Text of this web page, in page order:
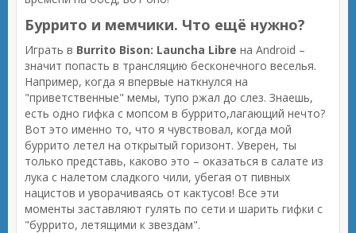
Буррито и мемчики. Что ещё нужно?
Играть в Burrito Bison: Launcha Libre на Android –
значит попасть в трансляцию бесконечного веселья.
Например, когда я впервые наткнулся на
"приветственные" мемы, тупо ржал до слез. Знаешь,
есть одно гифка с мопсом в буррито,лагающий нечто?
Вот это именно то, что я чувствовал, когда мой
буррито летел на открытый горизонт. Уверен, ты
только представь, каково это – оказаться в салате из
лука с налетом сладкого чили, убегая от пивных
нацистов и уворачиваясь от кактусов! Все эти
моменты заставляют гулять по сети и шарить гифки с
"буррито, летящими к звездам".